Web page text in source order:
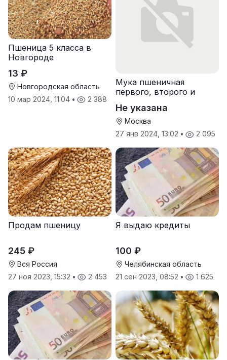
Пшеница 5 класса в
Новгороде
13 ₽
Новгородская область
10 мар 2024, 11:04 • 2 388
Мука пшеничная
первого, второго и
Не указана
Москва
27 янв 2024, 13:02 • 2 095
Продам пшеницу
245 ₽
Вся Россия
27 ноя 2023, 15:32 • 2 453
Я выдаю кредиты
100 ₽
Челябинская область
21 сен 2023, 08:52 • 1 625